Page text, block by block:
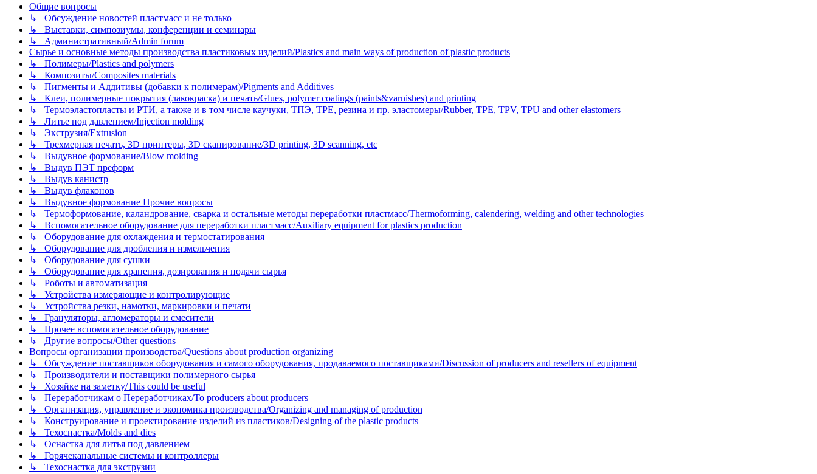
Общие вопросы
↳ Обсуждение новостей пластмасс и не только
↳ Выставки, симпозиумы, конференции и семинары
↳ Административный/Admin forum
Сырье и основные методы производства пластиковых изделий/Plastics and main ways of production of plastic products
↳ Полимеры/Plastics and polymers
↳ Композиты/Сomposites materials
↳ Пигменты и Аддитивы (добавки к полимерам)/Pigments and Additives
↳ Клеи, полимерные покрытия (лакокраска) и печать/Glues, polymer coatings (paints&varnishes) and printing
↳ Термоэластопласты и РТИ, а также и в том числе каучуки, ТПЭ, TPE, резина и пр. эластомеры/Rubber, TPE, TPV, TPU and other elastomers
↳ Литье под давлением/Injection molding
↳ Экструзия/Extrusion
↳ Трехмерная печать, 3D принтеры, 3D сканирование/3D printing, 3D scanning, etc
↳ Выдувное формование/Blow molding
↳ Выдув ПЭТ преформ
↳ Выдув канистр
↳ Выдув флаконов
↳ Выдувное формование Прочие вопросы
↳ Термоформование, каландрование, сварка и остальные методы переработки пластмасс/Thermoforming, calendering, welding and other technologies
↳ Вспомогательное оборудование для переработки пластмасс/Auxiliary equipment for plastics production
↳ Оборудование для охлаждения и термостатирования
↳ Оборудование для дробления и измельчения
↳ Оборудование для сушки
↳ Оборудование для хранения, дозирования и подачи сырья
↳ Роботы и автоматизация
↳ Устройства измеряющие и контролирующие
↳ Устройства резки, намотки, маркировки и печати
↳ Грануляторы, агломераторы и смесители
↳ Прочее вспомогательное оборудование
↳ Другие вопросы/Other questions
Вопросы организации производства/Questions about production organizing
↳ Обсуждение поставщиков оборудования и самого оборудования, продаваемого поставщиками/Discussion of producers and resellers of equipment
↳ Производители и поставщики полимерного сырья
↳ Хозяйке на заметку/This could be useful
↳ Переработчикам о Переработчиках/To producers about producers
↳ Организация, управление и экономика производства/Organizing and managing of production
↳ Конструирование и проектирование изделий из пластиков/Designing of the plastic products
↳ Техоснастка/Molds and dies
↳ Оснастка для литья под давлением
↳ Горячеканальные системы и контроллеры
↳ Техоснастка для экструзии